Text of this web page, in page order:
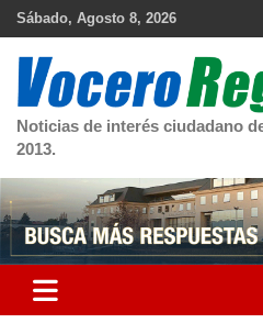
Skip
Sábado, Agosto 8, 2026
Noticias de interés ciudadano
2013.